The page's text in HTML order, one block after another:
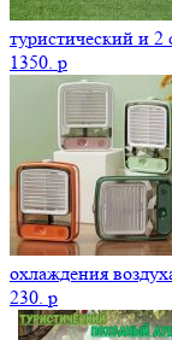
туристический и 2
1350. p
охлаждения
230. p